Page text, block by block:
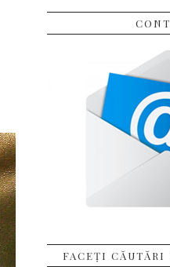
FACEȚI CĂUTĂRI